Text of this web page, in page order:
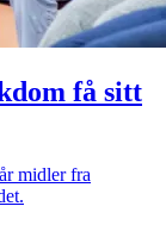
få sitt
midler fra